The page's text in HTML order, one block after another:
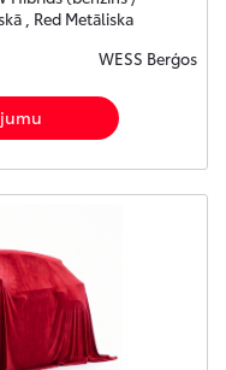
, Red Metāliska
WESS Berģos